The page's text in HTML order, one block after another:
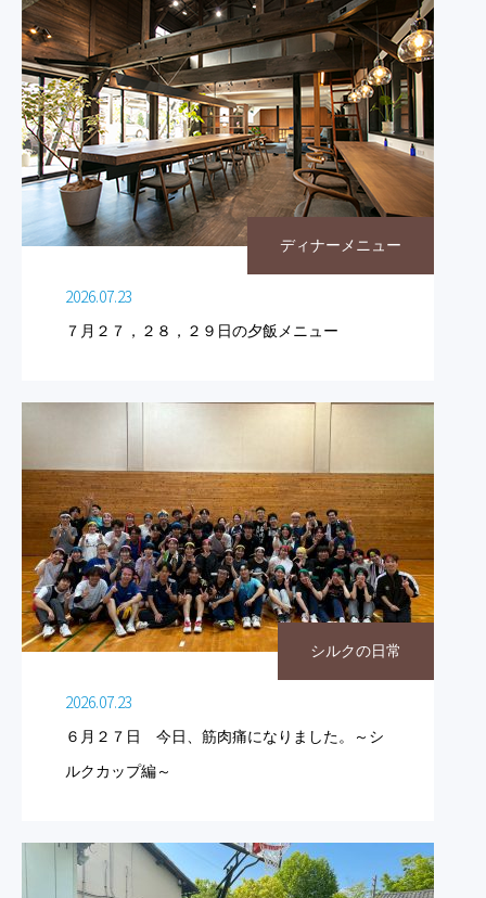
ディナーメニュー
2026.07.23
７月２７，２８，２９日の夕飯メニュー
シルクの日常
2026.07.23
６月２７日 今日、筋肉痛になりました。～シ
ルクカップ編～